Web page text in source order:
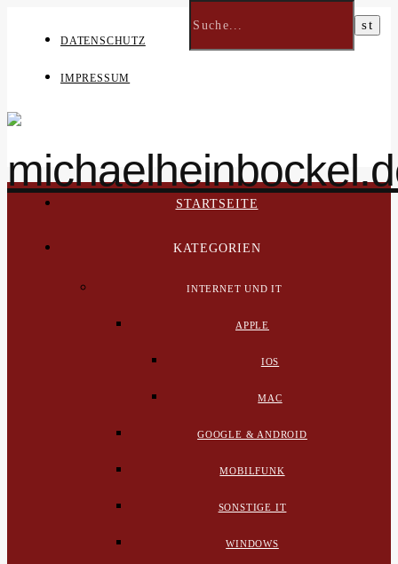
DATENSCHUTZ
IMPRESSUM
STARTSEITE
KATEGORIEN
INTERNET UND IT
APPLE
IOS
MAC
GOOGLE & ANDROID
MOBILFUNK
SONSTIGE IT
WINDOWS